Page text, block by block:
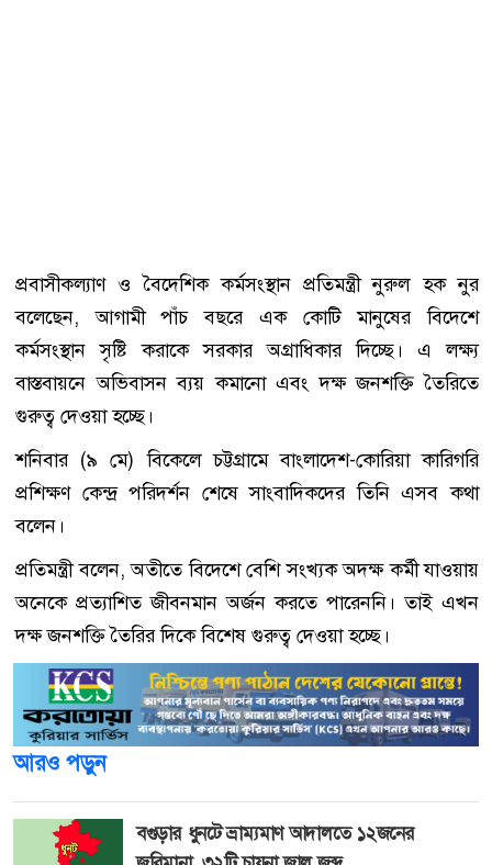
প্রবাসীকল্যাণ ও বৈদেশিক কর্মসংস্থান প্রতিমন্ত্রী নুরুল হক নুর
বলেছেন, আগামী পাঁচ বছরে এক কোটি মানুষের বিদেশে
কর্মসংস্থান সৃষ্টি করাকে সরকার অগ্রাধিকার দিচ্ছে। এ লক্ষ্য
বাস্তবায়নে অভিবাসন ব্যয় কমানো এবং দক্ষ জনশক্তি তৈরিতে
গুরুত্ব দেওয়া হচ্ছে।
শনিবার (৯ মে) বিকেলে চট্টগ্রামে বাংলাদেশ-কোরিয়া কারিগরি
প্রশিক্ষণ কেন্দ্র পরিদর্শন শেষে সাংবাদিকদের তিনি এসব কথা
বলেন।
প্রতিমন্ত্রী বলেন, অতীতে বিদেশে বেশি সংখ্যক অদক্ষ কর্মী যাওয়ায়
অনেকে প্রত্যাশিত জীবনমান অর্জন করতে পারেননি। তাই এখন
দক্ষ জনশক্তি তৈরির দিকে বিশেষ গুরুত্ব দেওয়া হচ্ছে।
আরও পড়ুন
বগুড়ার ধুনটে ভ্রাম্যমাণ আদালতে ১২জনের